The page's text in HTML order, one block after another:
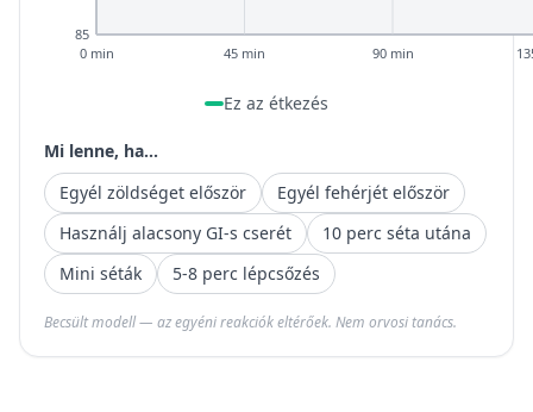
85
0 min 45 min 90 min
Ez az étkezés
Mi lenne, ha...
Egyél zöldséget először
Egyél fehérjét először
Használj alacsony GI-s cserét
10 perc séta utána
Mini séták
5-8 perc lépcsőzés
Becsült modell — az egyéni reakciók eltérőek. Nem orvosi tanács.